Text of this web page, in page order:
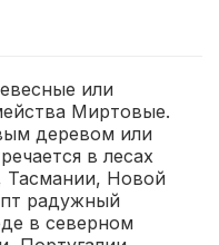
или
Миртовые.
деревом или
в лесах
Тасмании, Новой
радужный
в северном